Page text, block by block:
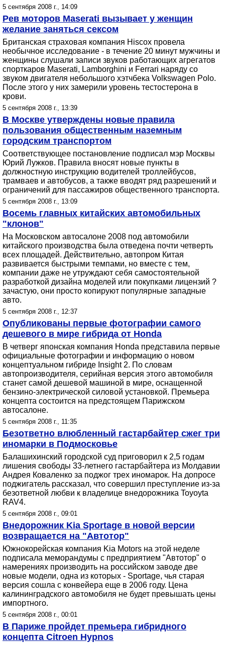
5 сентября 2008 г., 14:09
Рев моторов Maserati вызывает у женщин
желание заняться сексом
Британская страховая компания Hiscox провела
необычное исследование - в течение 20 минут мужчины и
женщины слушали записи звуков работающих агрегатов
спорткаров Maserati, Lamborghini и Ferrari наряду со
звуком двигателя небольшого хэтчбека Volkswagen Polo.
После этого у них замерили уровень тестостерона в
крови.
5 сентября 2008 г., 13:39
В Москве утверждены новые правила
пользования общественным наземным
городским транспортом
Соответствующее постановление подписал мэр Москвы
Юрий Лужков. Правила вносят новые пункты в
должностную инструкцию водителей троллейбусов,
трамваев и автобусов, а также вводят ряд разрешений и
ограничений для пассажиров общественного транспорта.
5 сентября 2008 г., 13:09
Восемь главных китайских автомобильных
"клонов"
На Московском автосалоне 2008 под автомобили
китайского производства была отведена почти четверть
всех площадей. Действительно, автопром Китая
развивается быстрыми темпами, но вместе с тем,
компании даже не утруждают себя самостоятельной
разработкой дизайна моделей или покупками лицензий ?
зачастую, они просто копируют популярные западные
авто.
5 сентября 2008 г., 12:37
Опубликованы первые фотографии самого
дешевого в мире гибрида от Honda
В четверг японская компания Honda представила первые
официальные фотографии и информацию о новом
концептуальном гибриде Insight 2. По словам
автопроизводителя, серийная версия этого автомобиля
станет самой дешевой машиной в мире, оснащенной
бензино-электрической силовой установкой. Премьера
концепта состоится на предстоящем Парижском
автосалоне.
5 сентября 2008 г., 11:35
Безответно влюбленный гастарбайтер сжег три
иномарки в Подмосковье
Балашихинский городской суд приговорил к 2,5 годам
лишения свободы 33-летнего гастарбайтера из Молдавии
Андрея Коваленко за поджог трех иномарок. На допросе
поджигатель рассказал, что совершил преступление из-за
безответной любви к владелице внедорожника Toyoyta
RAV4.
5 сентября 2008 г., 09:01
Внедорожник Kia Sportage в новой версии
возвращается на "Автотор"
Южнокорейская компания Kia Motors на этой неделе
подписала меморандумы с предприятием "Автотор" о
намерениях производить на российском заводе две
новые модели, одна из которых - Sportage, чья старая
версия сошла с конвейера еще в 2006 году. Цена
калининградского автомобиля не будет превышать цены
импортного.
5 сентября 2008 г., 00:01
В Париже пройдет премьера гибридного
концепта Citroen Hypnos